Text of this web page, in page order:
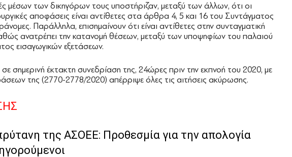
μέσων των δικηγόρων τους υποστήριζαν, μεταξύ των άλλων, ότι οι
αποφάσεις είναι αντίθετες στα άρθρα 4, 5 και 16 του Συντάγματος
Παράλληλα, επισημαίνουν ότι είναι αντίθετες στην συνταγματική
ανατρέπει την κατανομή θέσεων, μεταξύ των υποψηφίων του παλαιού
εισαγωγικών εξετάσεων.
σημερινή έκτακτη συνεδρίαση της, 24ώρες πριν την εκπνοή του 2020, με
της (2770-2778/2020) απέρριψε όλες τις αιτήσεις ακύρωσης.
της ΑΣΟΕΕ: Προθεσμία για την απολογία